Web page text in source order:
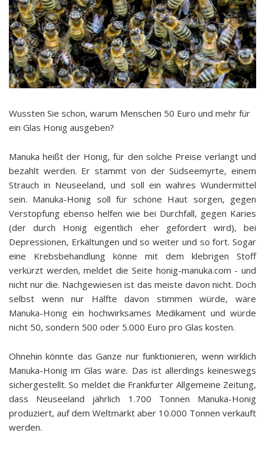
Wussten Sie schon, warum Menschen 50 Euro und mehr für
ein Glas Honig ausgeben?
Manuka heißt der Honig, für den solche Preise verlangt und
bezahlt werden. Er stammt von der Südseemyrte, einem
Strauch in Neuseeland, und soll ein wahres Wundermittel
sein. Manuka-Honig soll für schöne Haut sorgen, gegen
Verstopfung ebenso helfen wie bei Durchfall, gegen Karies
(der durch Honig eigentlich eher gefördert wird), bei
Depressionen, Erkältungen und so weiter und so fort. Sogar
eine Krebsbehandlung könne mit dem klebrigen Stoff
verkürzt werden, meldet die Seite honig-manuka.com - und
nicht nur die. Nachgewiesen ist das meiste davon nicht. Doch
selbst wenn nur Hälfte davon stimmen würde, wäre
Manuka-Honig ein hochwirksames Medikament und würde
nicht 50, sondern 500 oder 5.000 Euro pro Glas kosten.
Ohnehin könnte das Ganze nur funktionieren, wenn wirklich
Manuka-Honig im Glas wäre. Das ist allerdings keineswegs
sichergestellt. So meldet die Frankfurter Allgemeine Zeitung,
dass Neuseeland jährlich 1.700 Tonnen Manuka-Honig
produziert, auf dem Weltmarkt aber 10.000 Tonnen verkauft
werden.